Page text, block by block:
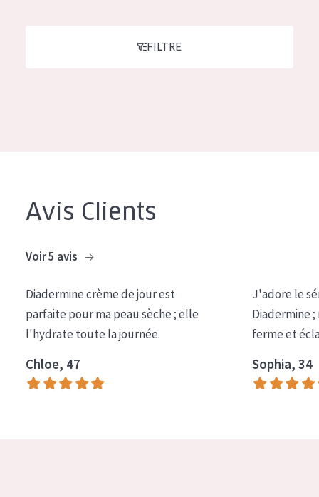
SOLUTIONS POUR LA PEAU
TYPE DE PRODUIT
Crème pour les Yeux
Sérum
COLLECTION
FILTRE
Avis Clients
Voir 5 avis
Diadermine crème de jour est
parfaite pour ma peau sèche ; elle
l'hydrate toute la journée.
Chloe, 47
J'adore le
Diadermine
ferme et
Sophia, 34